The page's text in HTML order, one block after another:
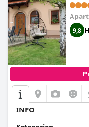
9,8
INFO